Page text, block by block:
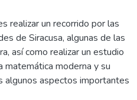
realizar un recorrido por las
de Siracusa, algunas de las
así como realizar un estudio
matemática moderna y su
algunos aspectos importantes